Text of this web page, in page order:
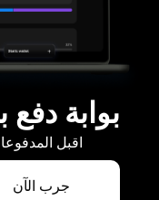
بوابة
اقبل المدفوعات
جرب الآن